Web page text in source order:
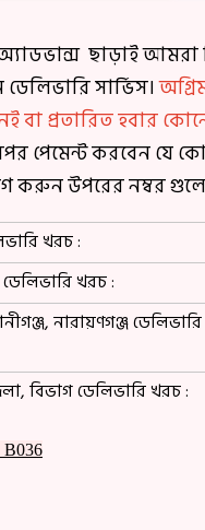
ছাড়াই আমরা
সার্ভিস।
বা প্রতারিত হবার
পেমেন্ট করবেন যে
করুন উপরের নম্বর
খরচ :
খরচ :
নারায়ণগঞ্জ
বিভাগ ডেলিভারি খরচ :
B036